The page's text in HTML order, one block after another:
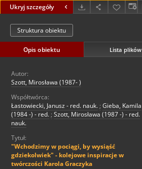
Ukryj szczegóły
Struktura obiektu
Opis obiektu Lista plików
Autor:
Szott, Mirosława (1987- )
Współtwórca:
Łastowiecki, Janusz - red. nauk. ; Gieba, Kamila
(1984 -) - red. ; Szott, Mirosława (1987 -) - red.
nauk.
Tytuł:
"Wchodzimy w pociągi, by wysiąść
gdziekolwiek" - kolejowe inspiracje w
twórczości Karola Graczyka